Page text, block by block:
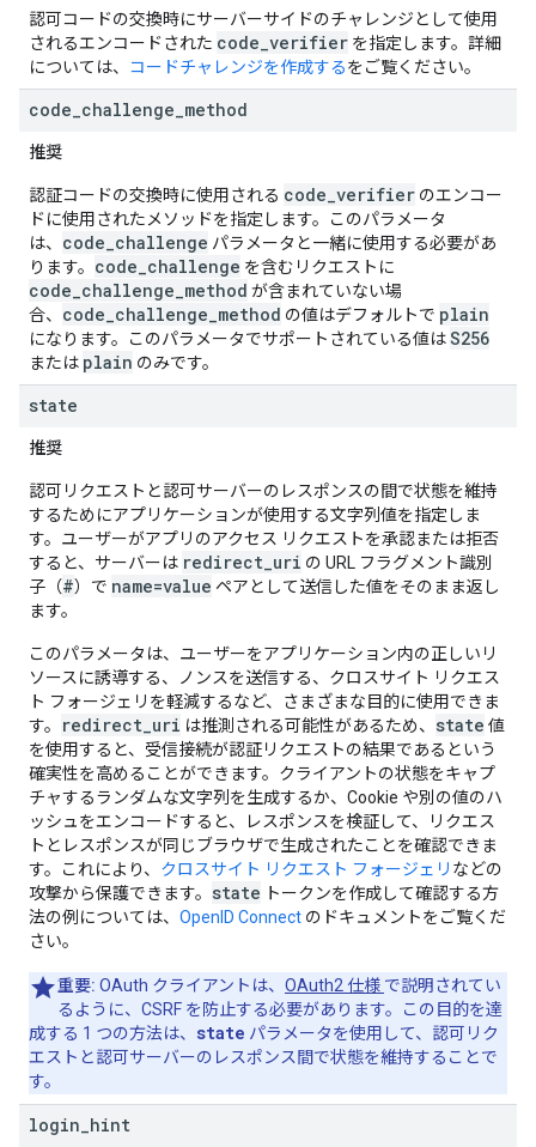
認可コードの交換時にサーバーサイドのチャレンジとして使用
されるエンコードされた code_verifier を指定します。詳細
については、 コードチャレンジを作成するをご覧ください。
code challenge method
推奨
認証コードの交換時に使用される code_verifier のエンコー
ドに使用されたメソッドを指定します。このパラメータ
は、 code_challenge パラメータと一緒に使用する必要があ
ります。 code_challenge を含むリクエストに
code_challenge_method が含まれていない場
合、 code_challenge_method の値はデフォルトで plain
になります。このパラメータでサポートされている値はS256
または plain のみです。
state
推奨
認可リクエストと認可サーバーのレスポンスの間で状態を維持
するためにアプリケーションが使用する文字列値を指定しま
す。ユーザーがアプリのアクセス リクエストを承認または拒否
すると、サーバーは redirect_uri の URL フラグメント識別
子（#）で name=value ペアとして送信した値をそのまま返し
ます。
このパラメータは、ユーザーをアプリケーション内の正しいリ
ソースに誘導する、ノンスを送信する、クロスサイト リクエス
ト フォージェリを軽減するなど、さまざまな目的に使用できま
す。
redirect_uri は推測される可能性があるため、 state 値
を使用すると、受信接続が認証リクエストの結果であるという
確実性を高めることができます。クライアントの状態をキャプ
チャするランダムな文字列を生成するか、Cookie や別の値のハ
ッシュをエンコードすると、レスポンスを検証して、リクエス
トとレスポンスが同じブラウザで生成されたことを確認できま
す。これにより、 クロスサイト リクエスト フォージェリ などの
攻撃から保護できます。 state トークンを作成して確認する方
法の例については、 OpenID Connect のドキュメントをご覧くだ
さい。
重要: OAuth クライアントは、 OAuth2 仕様 で説明されてい
るように、CSRF を防止する必要があります。この目的を達
成する 1 つの方法は、 state パラメータを使用して、認可リク
エストと認可サーバーのレスポンス間で状態を維持することで
す。
login hint